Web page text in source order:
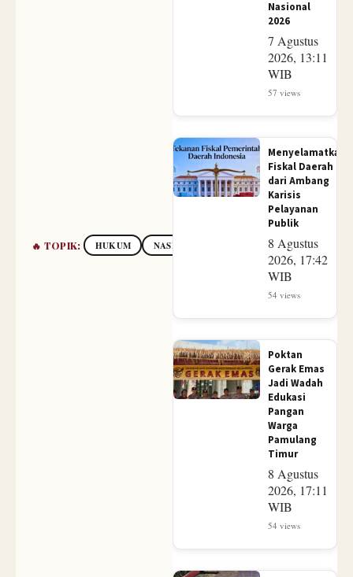
🔥 TOPIK: HUKUM NASIONAL PERTAHANAN
Nasional
2026
7 Agustus
2026, 13:11
WIB
57 views
Menyelamatkan
Fiskal Daerah
dari Ambang
Karisis
Pelayanan
Publik
8 Agustus
2026, 17:42
WIB
54 views
Poktan
Gerak Emas
Jadi Wadah
Edukasi
Pangan
Warga
Pamulang
Timur
8 Agustus
2026, 17:11
WIB
54 views